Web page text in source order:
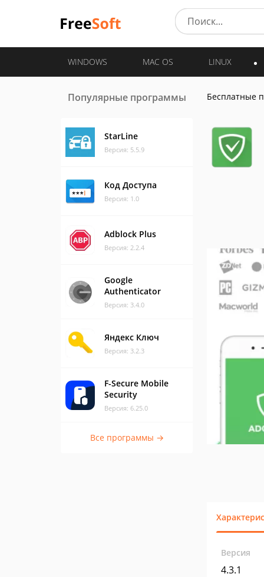
WINDOWS MAC OS LINUX
Популярные программы
StarLine
Версия: 5.5.9
Код Доступа
Версия: 1.0
Adblock Plus
Версия: 2.2.4
Google
Authenticator
Версия: 3.4.0
Яндекс Ключ
Версия: 3.2.3
F-Secure Mobile
Security
Версия: 6.25.0
Все программы →
Бесплатные
Версия
4.3.1